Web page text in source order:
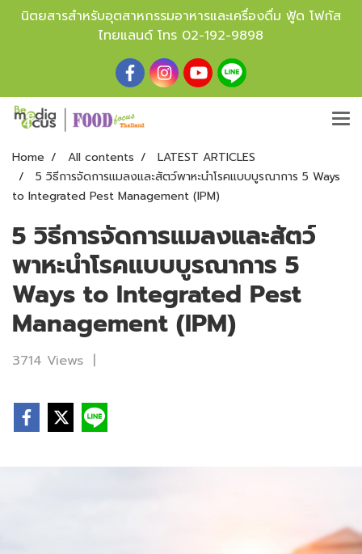
นิตยสารสำหรับอุตสาหกรรมอาหารและเครื่องดื่ม ฟู้ด โฟกัส
ไทยแลนด์ โทร 02-192-9898
Home All contents
LATEST ARTICLES
5 วิธีการจัดการแมลงและสัตว์พาหะนำโรคแบบบูรณาการ 5 Ways
to Integrated Pest Management (IPM)
5 วิธีการจัดการแมลงและสัตว์
พาหะนำโรคแบบบูรณาการ 5
Ways to Integrated Pest
Management (IPM)
3714 Views |